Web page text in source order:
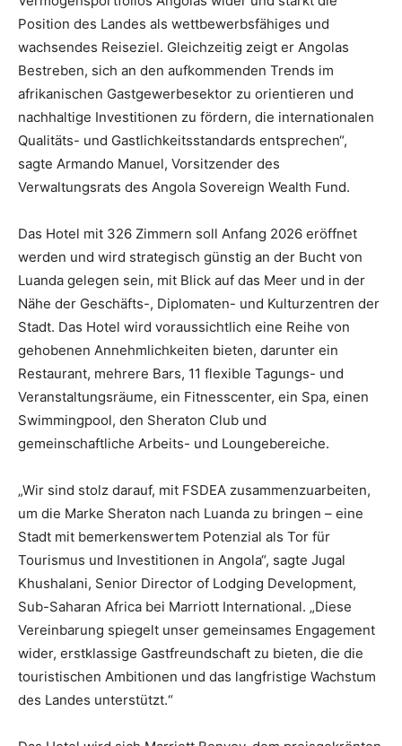
Position des Landes als wettbewerbsfähiges und
wachsendes Reiseziel. Gleichzeitig zeigt er Angolas
Bestreben, sich an den aufkommenden Trends im
afrikanischen Gastgewerbesektor zu orientieren und
nachhaltige Investitionen zu fördern, die internationalen
Qualitäts- und Gastlichkeitsstandards entsprechen“,
sagte Armando Manuel, Vorsitzender des
Verwaltungsrats des Angola Sovereign Wealth Fund.
Das Hotel mit 326 Zimmern soll Anfang 2026 eröffnet
werden und wird strategisch günstig an der Bucht von
Luanda gelegen sein, mit Blick auf das Meer und in der
Nähe der Geschäfts-, Diplomaten- und Kulturzentren der
Stadt. Das Hotel wird voraussichtlich eine Reihe von
gehobenen Annehmlichkeiten bieten, darunter ein
Restaurant, mehrere Bars, 11 flexible Tagungs- und
Veranstaltungsräume, ein Fitnesscenter, ein Spa, einen
Swimmingpool, den Sheraton Club und
gemeinschaftliche Arbeits- und Loungebereiche.
„Wir sind stolz darauf, mit FSDEA zusammenzuarbeiten,
um die Marke Sheraton nach Luanda zu bringen – eine
Stadt mit bemerkenswertem Potenzial als Tor für
Tourismus und Investitionen in Angola“, sagte Jugal
Khushalani, Senior Director of Lodging Development,
Sub-Saharan Africa bei Marriott International. „Diese
Vereinbarung spiegelt unser gemeinsames Engagement
wider, erstklassige Gastfreundschaft zu bieten, die die
touristischen Ambitionen und das langfristige Wachstum
des Landes unterstützt.“